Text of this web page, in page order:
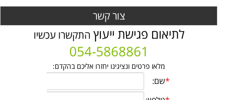
צור קשר
לתיאום פגישת ייעוץ התקשרו עכשיו
054-5868861
מלאו פרטים ונציגינו יחזרו אליכם בהקדם: